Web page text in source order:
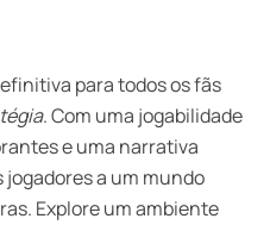
para todos os fãs
. Com uma jogabilidade
e uma narrativa
a um mundo
Explore um ambiente